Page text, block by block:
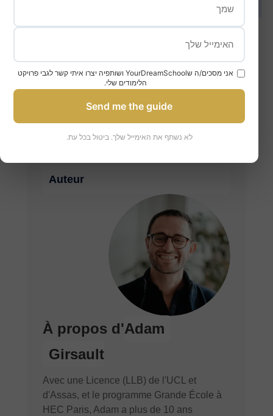
באוניברסיטה זרה של דרגה 1
Auteur
À propos d'Adam
Girsault
Avec une Licence (LLB) de l'UCL et
d'Assas, et le programme Grande École à
HEC Paris, Adam a plus de 10 ans
אני מסכים/ה שYourDreamSchool ושותפיה יצרו איתי קשר לגבי פרויקט
הלימודים שלי.
Send me the guide
לא נשתף את האימייל שלך. ביטול בכל עת.